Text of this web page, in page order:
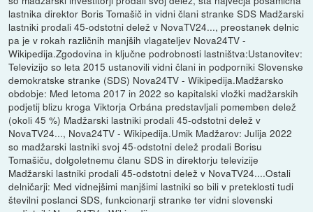
lastnika direktor Boris Tomašič in vidni člani stranke SDS Madžarski
lastniki prodali 45-odstotni delež v NovaTV24..., preostanek delnic
pa je v rokah različnih manjših vlagateljev Nova24TV -
Wikipedija.Zgodovina in ključne podrobnosti lastništva:Ustanovitev:
Televizijo so leta 2015 ustanovili vidni člani in podporniki Slovenske
demokratske stranke (SDS) Nova24TV - Wikipedija.Madžarsko
obdobje: Med letoma 2017 in 2022 so kapitalski vložki madžarskih
podjetij blizu kroga Viktorja Orbána predstavljali pomemben delež
(okoli 45 %) Madžarski lastniki prodali 45-odstotni delež v
NovaTV24..., Nova24TV - Wikipedija.Umik Madžarov: Julija 2022
so madžarski lastniki svoj 45-odstotni delež prodali Borisu
Tomašiču, dolgoletnemu članu SDS in direktorju televizije
Madžarski lastniki prodali 45-odstotni delež v NovaTV24....Ostali
delničarji: Med vidnejšimi manjšimi lastniki so bili v preteklosti tudi
številni poslanci SDS, funkcionarji stranke ter vidni slovenski